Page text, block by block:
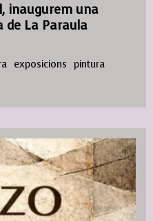
inaugurem una
de La Paraula
exposicions pintura